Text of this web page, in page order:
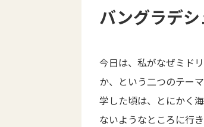
バングラデ
今日は、私がなぜミド
か、という二つのテー
学した頃は、とにかく
ないようなところに行